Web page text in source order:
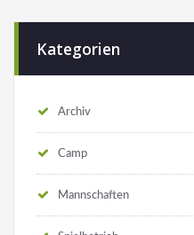
Kategorien
Archiv
Camp
Mannschaften